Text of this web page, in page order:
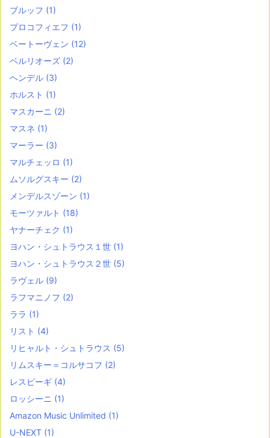
ブルッフ (1)
プロコフィエフ (1)
ベートーヴェン (12)
ベルリオーズ (2)
ヘンデル (3)
ホルスト (1)
マスカーニ (2)
マスネ (1)
マーラー (3)
マルチェッロ (1)
ムソルグスキー (2)
メンデルスゾーン (1)
モーツァルト (18)
ヤナーチェク (1)
ヨハン・シュトラウス１世 (1)
ヨハン・シュトラウス２世 (5)
ラヴェル (9)
ラフマニノフ (2)
ララ (1)
リスト (4)
リヒャルト・シュトラウス (5)
リムスキー＝コルサコフ (2)
レスピーギ (4)
ロッシーニ (1)
Amazon Music Unlimited (1)
U-NEXT (1)